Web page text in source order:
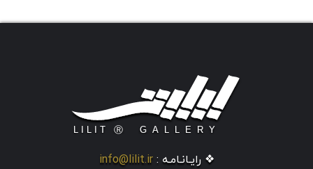
❖ رایـانـامـه : info@lilit.ir